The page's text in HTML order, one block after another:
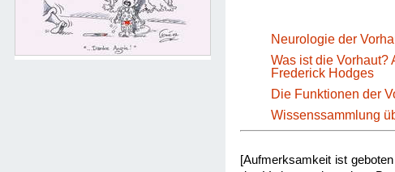
Neurologie der
Was ist die Vorhaut?
Frederick Hodges
Die Funktionen der
Wissenssammlung
[Aufmerksamkeit ist